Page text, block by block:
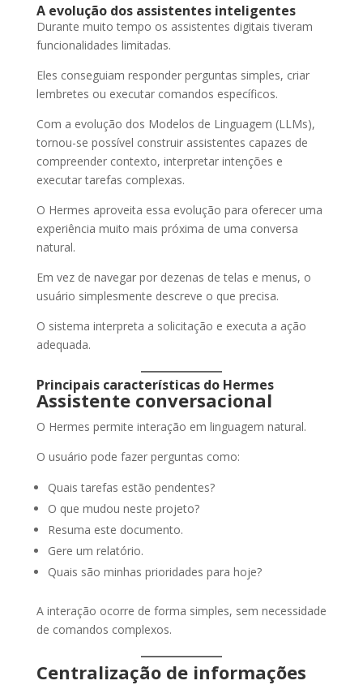
A evolução dos assistentes inteligentes
Durante muito tempo os assistentes digitais tiveram
funcionalidades limitadas.
Eles conseguiam responder perguntas simples, criar
lembretes ou executar comandos específicos.
Com a evolução dos Modelos de Linguagem (LLMs),
tornou-se possível construir assistentes capazes de
compreender contexto, interpretar intenções e
executar tarefas complexas.
O Hermes aproveita essa evolução para oferecer uma
experiência muito mais próxima de uma conversa
natural.
Em vez de navegar por dezenas de telas e menus, o
usuário simplesmente descreve o que precisa.
O sistema interpreta a solicitação e executa a ação
adequada.
Principais características do Hermes
Assistente conversacional
O Hermes permite interação em linguagem natural.
O usuário pode fazer perguntas como:
Quais tarefas estão pendentes?
O que mudou neste projeto?
Resuma este documento.
Gere um relatório.
Quais são minhas prioridades para hoje?
A interação ocorre de forma simples, sem necessidade
de comandos complexos.
Centralização de informações